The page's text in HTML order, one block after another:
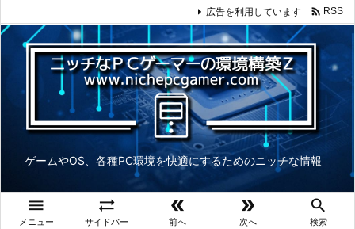
ゲームやOS、各種PC環境を快適にするためのニッチな情報

メニュー

サイドバー

前へ

次へ

検索
広告を利用しています  RSS